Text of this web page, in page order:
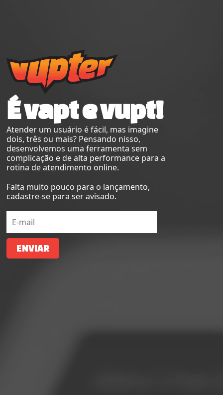
É vapt e vupt!
Atender um usuário é fácil, mas imagine
dois, três ou mais? Pensando nisso,
desenvolvemos uma ferramenta sem
complicação e de alta performance para a
rotina de atendimento online.
Falta muito pouco para o lançamento,
cadastre-se para ser avisado.
ENVIAR